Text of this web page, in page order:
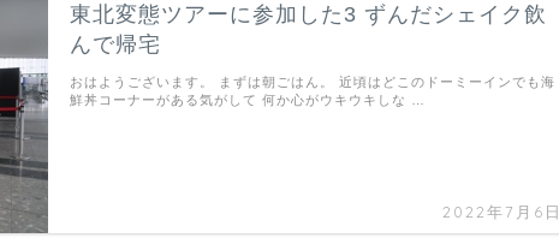
東北変態ツアーに参加した3 ずんだシェイク飲
んで帰宅
2022年7月6日
おはようございます。 まずは朝ごはん。 近頃はどこのドーミーインでも海
鮮丼コーナーがある気がして 何か心がウキウキしな …